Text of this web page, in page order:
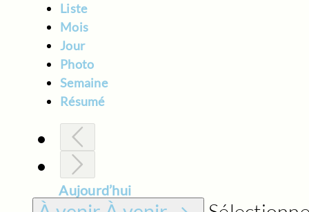
Liste
Mois
Jour
Photo
Semaine
Résumé
Aujourd’hui